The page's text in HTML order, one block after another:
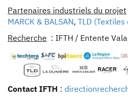
Partenaires industriels du projet
MARCK & BALSAN, TLD
Recherche : IFTH / Entente
Contact IFTH :